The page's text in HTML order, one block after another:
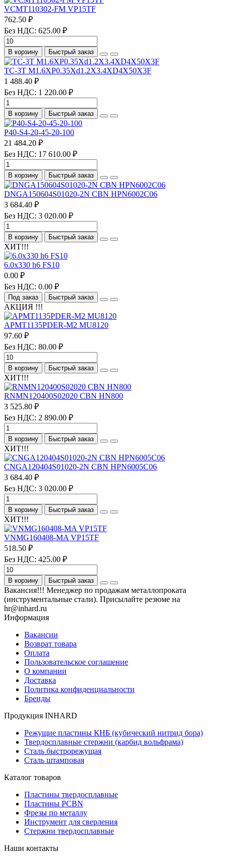
VCMT110302-FM VP15TF
762.50 ₽
Без НДС: 625.00 ₽
В корзину Быстрый заказ
TC-3T M1.6XP0.35Xd1.2X3.4XD4X50X3F
1 488.40 ₽
Без НДС: 1 220.00 ₽
В корзину Быстрый заказ
P40-S4-20-45-20-100
21 484.20 ₽
Без НДС: 17 610.00 ₽
В корзину Быстрый заказ
DNGA150604S01020-2N CBN HPN6002C06
3 684.40 ₽
Без НДС: 3 020.00 ₽
В корзину Быстрый заказ
ХИТ!!!
6.0х330 h6 FS10
0.00 ₽
Без НДС: 0.00 ₽
Под заказ Быстрый заказ
АКЦИЯ !!!
APMT1135PDER-M2 MU8120
97.60 ₽
Без НДС: 80.00 ₽
В корзину Быстрый заказ
ХИТ!!!
RNMN120400S02020 CBN HN800
3 525.80 ₽
Без НДС: 2 890.00 ₽
В корзину Быстрый заказ
ХИТ!!!
CNGA120404S01020-2N CBN HPN6005C06
3 684.40 ₽
Без НДС: 3 020.00 ₽
В корзину Быстрый заказ
ХИТ!!!
VNMG160408-MA VP15TF
518.50 ₽
Без НДС: 425.00 ₽
В корзину Быстрый заказ
Вакансия!!! Менеджер по продажам металлопроката
(инструментальные стали). Присылайте резюме на
hr@inhard.ru
Информация
Вакансии
Возврат товара
Оплата
Пользовательское соглашение
О компании
Доставка
Политика конфиденциальности
Бренды
Продукция INHARD
Режущие пластины КНБ (кубический нитрид бора)
Твердосплавные стержни (карбид вольфрама)
Сталь быстрорежущая
Сталь штамповая
Каталог товаров
Пластины твердосплавные
Пластины PCBN
Фрезы по металлу
Инструмент для сверления
Стержни твердосплавные
Наши контакты